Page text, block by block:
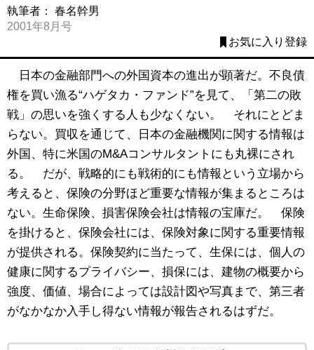
執筆者： 春名幹男
2001年8月号
お気に入り登録
日本の金融部門への外国資本の進出が顕著だ。不良債
権を買い漁る“ハゲタカ・ファンド”を見て、「第二の敗
戦」の思いを強くする人も少なくない。 それにとどま
らない。買収を通じて、日本の金融機関に関する情報は
外国、特に米国のM&Aコンサルタントにも丸裸にされ
る。 だが、戦略的にも戦術的にも情報という立場から
考えると、保険の分野ほど重要な情報が集まるところは
ない。生命保険、損害保険会社は情報の宝庫だ。 保険
を掛けると、保険会社には、保険対象に関する重要情報
が提供される。保険契約に当たって、生保には、個人の
健康に関するプライバシー、損保には、建物の概要から
強度、価値、場合によっては設計図や写真まで、第三者
がなかなか入手し得ない情報が報告されるはずだ。